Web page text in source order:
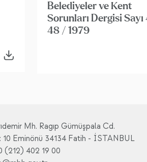
Belediyeler ve Kent
Sorunları Dergisi Sayı
48 / 1979
Mh. Ragıp Gümüşpala Cd.
10 Eminönü 34134 Fatih - İSTANBUL
(212) 402 19 00